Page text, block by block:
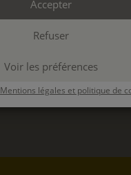
Accepter
Refuser
Voir les préférences
Mentions légales et politique de
26 AOÛT 2026